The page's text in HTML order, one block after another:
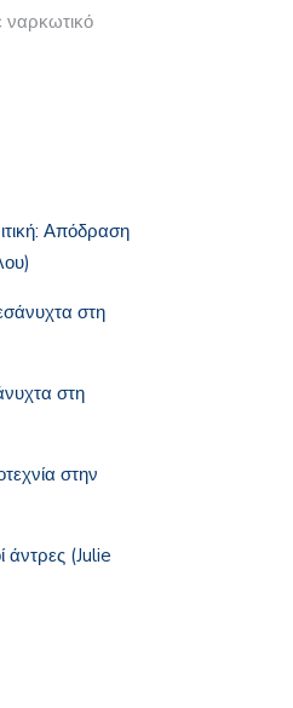
ναρκωτικό
Απόδραση
στη
στη
στην
άντρες (Julie